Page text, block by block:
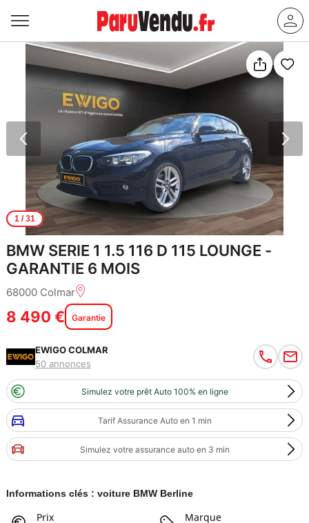
1/ 31
BMW SERIE 1 1.5 116 D 115 LOUNGE -
GARANTIE 6 MOIS
68000 Colmar
8 490 € Garantie
EWIGO COLMAR
50 annonces
Simulez votre prêt Auto 100% en ligne
Tarif Assurance Auto en 1 min
Simulez votre assurance auto en 3 min
Informations clés : voiture BMW Berline
Prix Marque